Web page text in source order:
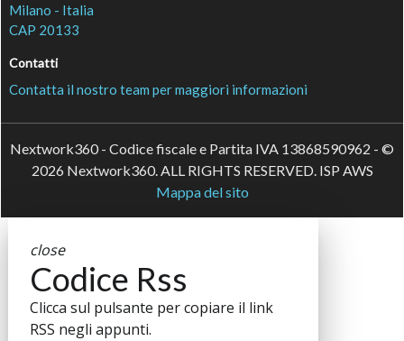
Milano - Italia
CAP 20133
Contatti
Contatta il nostro team per maggiori informazioni
Nextwork360 - Codice fiscale e Partita IVA 13868590962 - ©
2026 Nextwork360. ALL RIGHTS RESERVED. ISP AWS
Mappa del sito
close
Codice Rss
Clicca sul pulsante per copiare il link
RSS negli appunti.